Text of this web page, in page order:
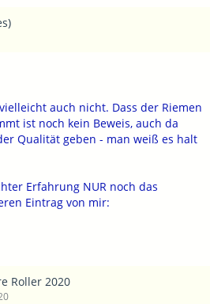
auch nicht. Dass der Riemen
ist noch kein Beweis, auch da
Qualität geben - man weiß es halt
Erfahrung NUR noch das
Eintrag von mir:
Roller 2020